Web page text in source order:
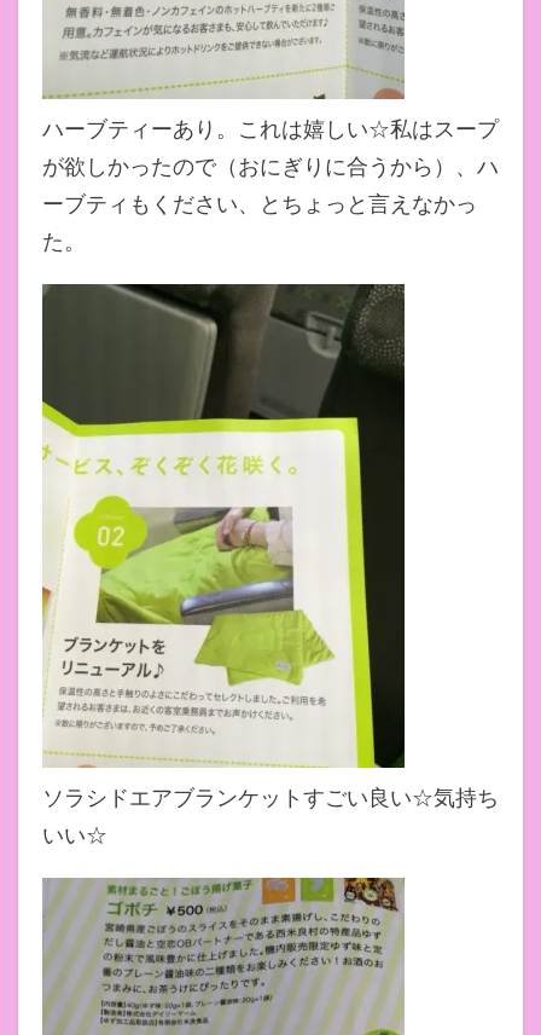
ハーブティーあり。これは嬉しい☆私はスープ
が欲しかったので（おにぎりに合うから）、ハ
ーブティもください、とちょっと言えなかっ
た。
ソラシドエアブランケットすごい良い☆気持ち
いい☆